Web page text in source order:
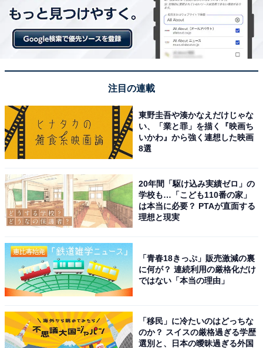
注目の連載
東野圭吾や湊かなえだけじゃな
い、「業と罪」を描く『映画ち
いかわ』から強く連想した映画
8選
20年間「駆け込み実績ゼロ」の
学校も…「こども110番の家」
は本当に必要？ PTAが直面する
理想と現実
「青春18きっぷ」販売激減の裏
に何が？ 連続利用の厳格化だけ
ではない「本当の理由」
「移民」に冷たいのはどっちな
のか？ スイスの厳格過ぎる学歴
選別と、日本の曖昧過ぎる外国